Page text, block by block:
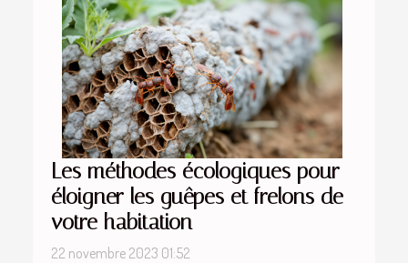
Les méthodes écologiques pour
éloigner les guêpes et frelons de
votre habitation
22 novembre 2023 01:52